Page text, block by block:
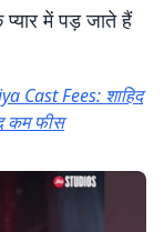
प्यार में पड़ जाते हैं
Cast Fees: शाहिद
कम फीस